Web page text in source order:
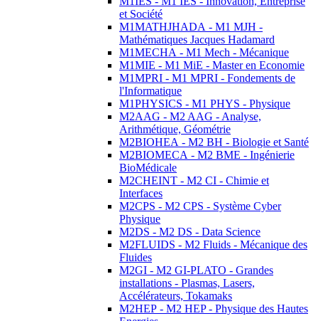
et Société
M1MATHJHADA - M1 MJH -
Mathématiques Jacques Hadamard
M1MECHA - M1 Mech - Mécanique
M1MIE - M1 MiE - Master en Economie
M1MPRI - M1 MPRI - Fondements de
l'Informatique
M1PHYSICS - M1 PHYS - Physique
M2AAG - M2 AAG - Analyse,
Arithmétique, Géométrie
M2BIOHEA - M2 BH - Biologie et Santé
M2BIOMECA - M2 BME - Ingénierie
BioMédicale
M2CHEINT - M2 CI - Chimie et
Interfaces
M2CPS - M2 CPS - Système Cyber
Physique
M2DS - M2 DS - Data Science
M2FLUIDS - M2 Fluids - Mécanique des
Fluides
M2GI - M2 GI-PLATO - Grandes
installations - Plasmas, Lasers,
Accélérateurs, Tokamaks
M2HEP - M2 HEP - Physique des Hautes